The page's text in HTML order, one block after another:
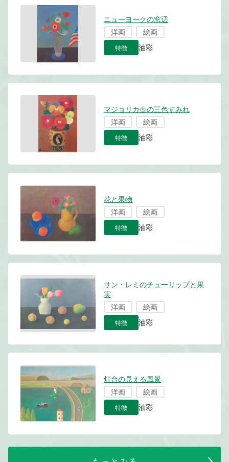
ニューヨークの窓辺
洋画
絵画
特徴 油彩
マジョリカ壺の三色すみれ
洋画
絵画
特徴 油彩
花と果物
洋画
絵画
特徴 油彩
サン・レミのチューリップと果
実
洋画
絵画
特徴 油彩
灯台の見える風景
洋画
絵画
特徴 油彩